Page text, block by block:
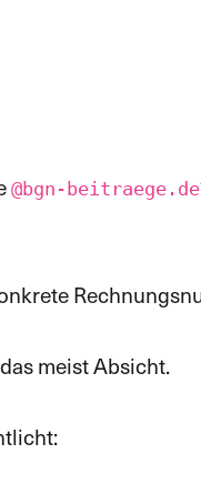
@bgn-beitraege.de
meist Absicht.